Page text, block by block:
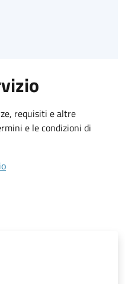
requisiti e altre
e le condizioni di